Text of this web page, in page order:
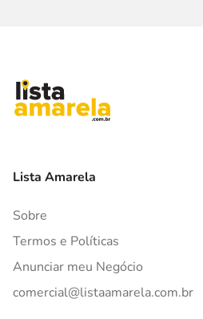
Lista Amarela
Sobre
Termos e Políticas
Anunciar meu Negócio
comercial@listaamarela.com.br